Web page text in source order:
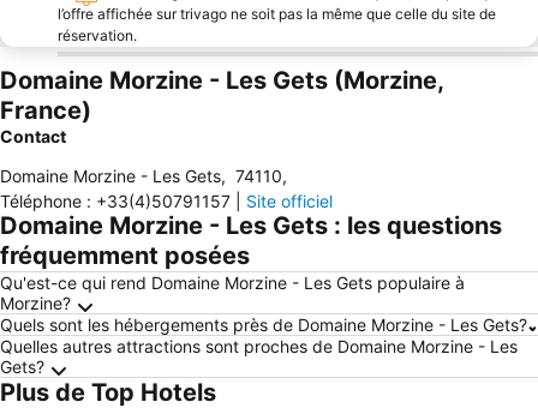
l’offre affichée sur trivago ne soit pas la même que celle du site de
réservation.
Domaine Morzine - Les Gets (Morzine,
France)
Contact
Domaine Morzine - Les Gets, 74110,
Téléphone : +33(4)50791157 Site officiel
Domaine Morzine - Les Gets : les questions
fréquemment posées
Qu'est-ce qui rend Domaine Morzine - Les Gets populaire à
Morzine?
Quels sont les hébergements près de Domaine Morzine - Les Gets?
Quelles autres attractions sont proches de Domaine Morzine - Les
Gets?
Plus de Top Hotels